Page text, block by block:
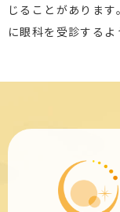
じることがありま
に眼科を受診するよ